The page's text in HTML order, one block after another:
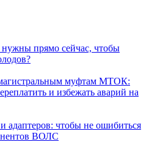
прямо сейчас, чтобы
муфтам МТОК:
и избежать аварий на
адаптеров: чтобы не ошибиться
ВОЛС